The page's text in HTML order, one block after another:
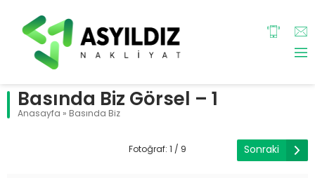
Basında Biz Görsel – 1
Anasayfa » Basında Biz
Fotoğraf: 1 / 9 Sonraki